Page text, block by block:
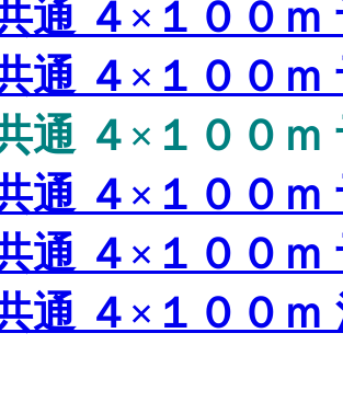
通 ４×１００ｍ
通 ４×１００ｍ
通 ４×１００ｍ
通 ４×１００ｍ
通 ４×１００ｍ
通 ４×１００ｍ